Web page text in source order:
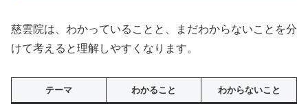
慈雲院は、わかっていることと、まだわからないことを分
けて考えると理解しやすくなります。
テーマ わかること わからないこと